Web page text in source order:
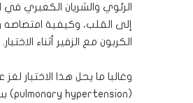
الرئوي والشريان الكعبري
إلى القلب، وكيفية امتصاصه
الكربون مع الزفير أثناء الاختبار.
وغالبا ما يحل هذا الاختبار